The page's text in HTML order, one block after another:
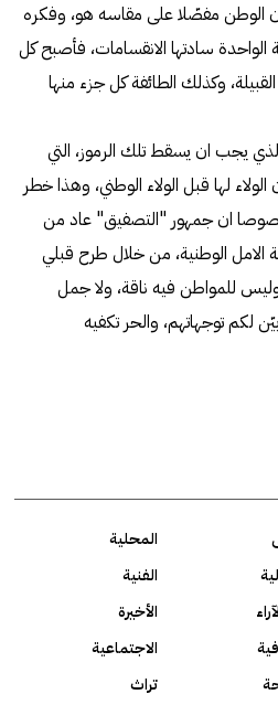
الوطن مفصّلا على مقاسه هو، وفكره
الواحدة سادتها الانقسامات، فأصبح كل
وكذلك الطائفة كل جزء منها
يجب ان يسقط تلك الرموز، التي
لها قبل الولاء الوطني، وهذا خطر
ان جمهور "التصفيق" عاد من
الامل الوطنية، من خلال طرح قبلي
للمواطن فيه ناقة، ولا جمل
لكم توجهاتهم، والحر تكفيه
المحلية
الفنية
الأخيرة
الاجتماعية
تراث